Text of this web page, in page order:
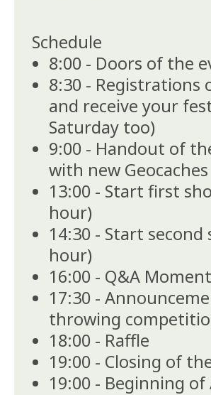
Schedule
8:00 - Doors of the
8:30 - Registrations
and receive your
Saturday too)
9:00 - Handout of
with new Geocaches
13:00 - Start first
hour)
14:30 - Start second
hour)
16:00 - Q&A
17:30 -
throwing
18:00 - Raffle
19:00 - Closing of
19:00 - Beginning of